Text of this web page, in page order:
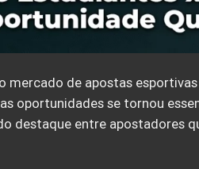
mercado de apostas
oportunidades se tornou
destaque entre apostadores